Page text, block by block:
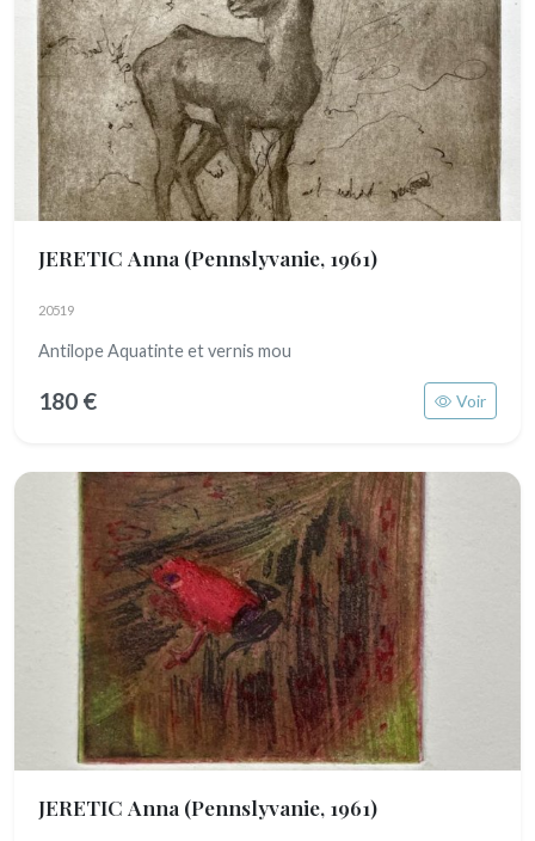
JERETIC Anna (Pennslyvanie, 1961)
20519
Antilope Aquatinte et vernis mou
180 € Voir
JERETIC Anna (Pennslyvanie, 1961)